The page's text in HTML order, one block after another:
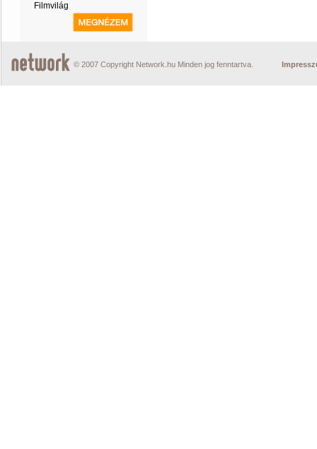
Filmvilág
© 2007 Copyright Network.hu Minden jog fenntartva.